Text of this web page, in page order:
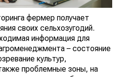
фермер получает
своих сельхозугодий.
информация для
– состояние
культур,
проблемные зоны, на